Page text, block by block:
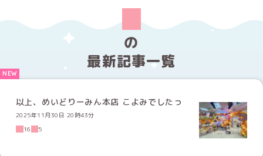
の
最新記事一覧
以上、めいどりーみん本店 こよみでしたっ
2025年11月30日 20時43分
16
5